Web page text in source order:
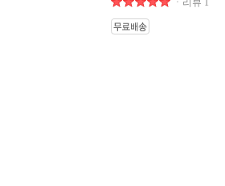
ㆍ리뷰 1